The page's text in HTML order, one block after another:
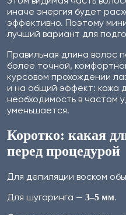
иначе энергия будет
эффективно. Поэтому
лучший вариант для
Правильная длина волос
более точной,
курсовом прохождении
и на общий эффект: кожа
необходимость в частом
уменьшается.
Коротко: какая
перед процедурой
Для депиляции воском
Для шугаринга — 3–5 мм.